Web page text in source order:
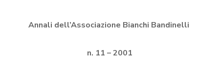
Annali dell’Associazione Bianchi Bandinelli
n. 11 – 2001